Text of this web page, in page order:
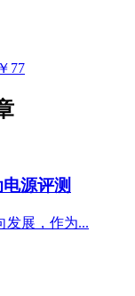
￥77
源评测
展，作为...